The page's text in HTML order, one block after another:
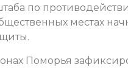
по
местах
Поморья